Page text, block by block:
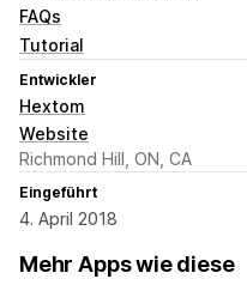
FAQs
Tutorial
Entwickler
Hextom
Website
Richmond Hill, ON, CA
Eingeführt
4. April 2018
Mehr Apps wie diese